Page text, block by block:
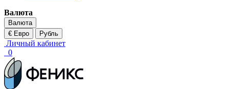
Валюта
Валюта
€ Евро
Рубль
Личный кабинет
0